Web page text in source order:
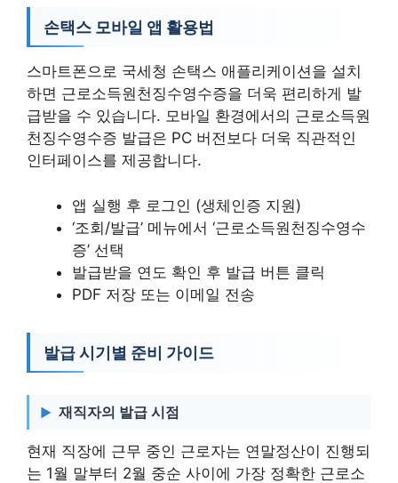
손택스 모바일 앱 활용법
스마트폰으로 국세청 손택스 애플리케이션을 설치
하면 근로소득원천징수영수증을 더욱 편리하게 발
급받을 수 있습니다. 모바일 환경에서의 근로소득원
천징수영수증 발급은 PC 버전보다 더욱 직관적인
인터페이스를 제공합니다.
앱 실행 후 로그인 (생체인증 지원)
‘조회/발급’ 메뉴에서 ‘근로소득원천징수영수
증’ 선택
발급받을 연도 확인 후 발급 버튼 클릭
PDF 저장 또는 이메일 전송
발급 시기별 준비 가이드
재직자의 발급 시점
현재 직장에 근무 중인 근로자는 연말정산이 진행되
는 1월 말부터 2월 중순 사이에 가장 정확한 근로소